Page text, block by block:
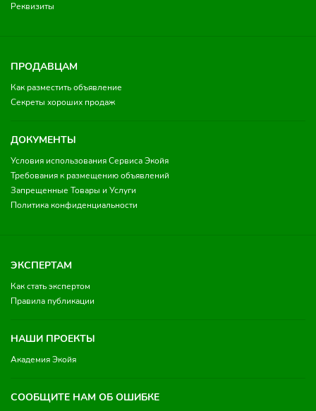
Реквизиты
ПРОДАВЦАМ
Как разместить объявление
Секреты хороших продаж
ДОКУМЕНТЫ
Условия использования Сервиса Экойя
Требования к размещению объявлений
Запрещенные Товары и Услуги
Политика конфиденциальности
ЭКСПЕРТАМ
Как стать экспертом
Правила публикации
НАШИ ПРОЕКТЫ
Академия Экойя
СООБЩИТЕ НАМ ОБ ОШИБКЕ